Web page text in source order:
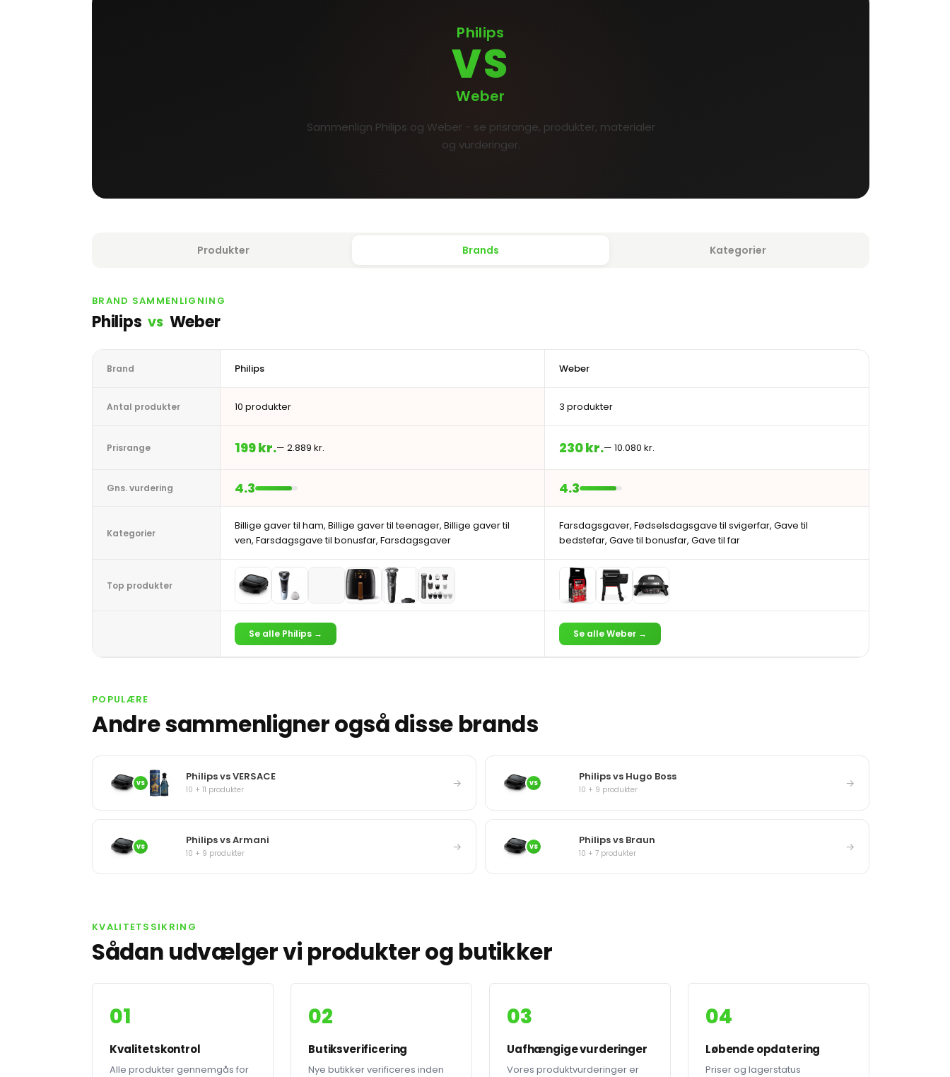
Philips
VS
Weber
Sammenlign Philips og Weber - se prisrange, produkter, materialer
og vurderinger.
Produkter Brands Kategorier
BRAND SAMMENLIGNING
Philips VS Weber
Brand Philips Weber
Antal produkter 10 produkter 3 produkter
Prisrange 199 kr.— 2.889 kr. 230 kr.— 10.080 kr.
Gns. vurdering 4.3 4.3
Kategorier
Billige gaver til ham, Billige gaver til teenager, Billige gaver til
ven, Farsdagsgave til bonusfar, Farsdagsgaver
Farsdagsgaver, Fødselsdagsgave til svigerfar, Gave til
bedstefar, Gave til bonusfar, Gave til far
Top produkter
Se alle Philips → Se alle Weber →
POPULÆRE
Andre sammenligner også disse brands
VS Philips vs VERSACE
10 + 11 produkter → VS Philips vs Hugo Boss
10 + 9 produkter →
VS Philips vs Armani
10 + 9 produkter → VS Philips vs Braun
10 + 7 produkter →
KVALITETSSIKRING
Sådan udvælger vi produkter og butikker
01
Kvalitetskontrol
Alle produkter gennemgås for
02
Butiksverificering
Nye butikker verificeres inden
03
Uafhængige vurderinger
Vores produktvurderinger er
04
Løbende opdatering
Priser og lagerstatus